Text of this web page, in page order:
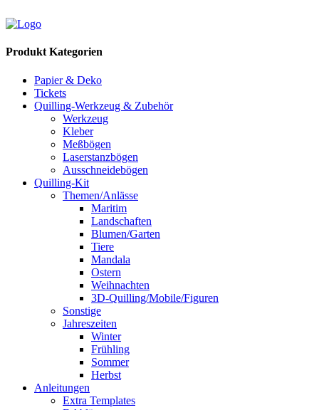
Produkt Kategorien
Papier & Deko
Tickets
Quilling-Werkzeug & Zubehör
Werkzeug
Kleber
Meßbögen
Laserstanzbögen
Ausschneidebögen
Quilling-Kit
Themen/Anlässe
Maritim
Landschaften
Blumen/Garten
Tiere
Mandala
Ostern
Weihnachten
3D-Quilling/Mobile/Figuren
Sonstige
Jahreszeiten
Winter
Frühling
Sommer
Herbst
Anleitungen
Extra Templates